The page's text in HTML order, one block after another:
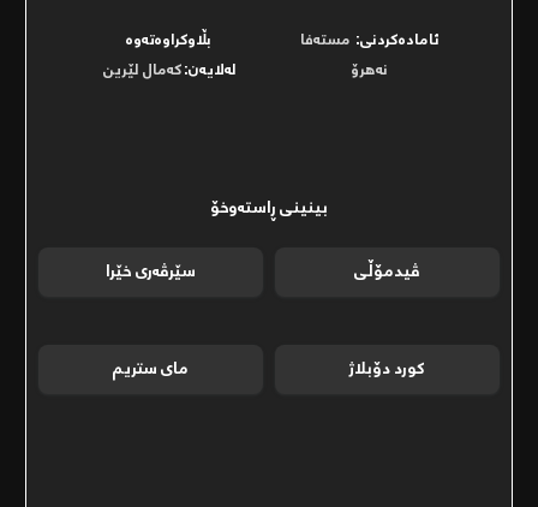
ئامادەکردنی: مستەفا
نەهرۆ
بڵاوکراوەتەوە
لەلایەن:کەمال لێرین
بینینی ڕاستەوخۆ
ڤیدمۆڵی سێرڤەری خێرا
کورد دۆبلاژ مای ستریم